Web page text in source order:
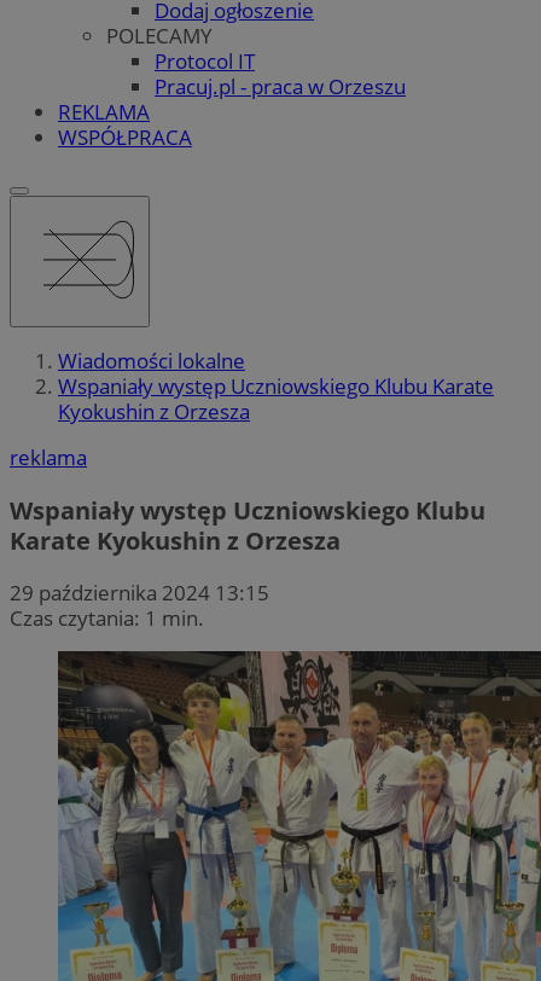
Dodaj ogłoszenie
POLECAMY
Protocol IT
Pracuj.pl - praca w Orzeszu
REKLAMA
WSPÓŁPRACA
Wiadomości lokalne
Wspaniały występ Uczniowskiego Klubu Karate
Kyokushin z Orzesza
reklama
Wspaniały występ Uczniowskiego Klubu
Karate Kyokushin z Orzesza
29 października 2024 13:15
Czas czytania: 1 min.